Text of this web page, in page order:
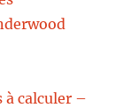
à calculer –